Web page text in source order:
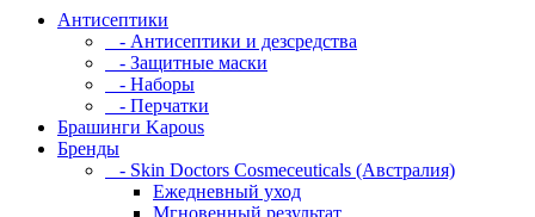
Антисептики
- Антисептики и дезсредства
- Защитные маски
- Наборы
- Перчатки
Брашинги Kapous
Бренды
- Skin Doctors Cosmeceuticals (Австралия)
Ежедневный уход
Мгновенный результат